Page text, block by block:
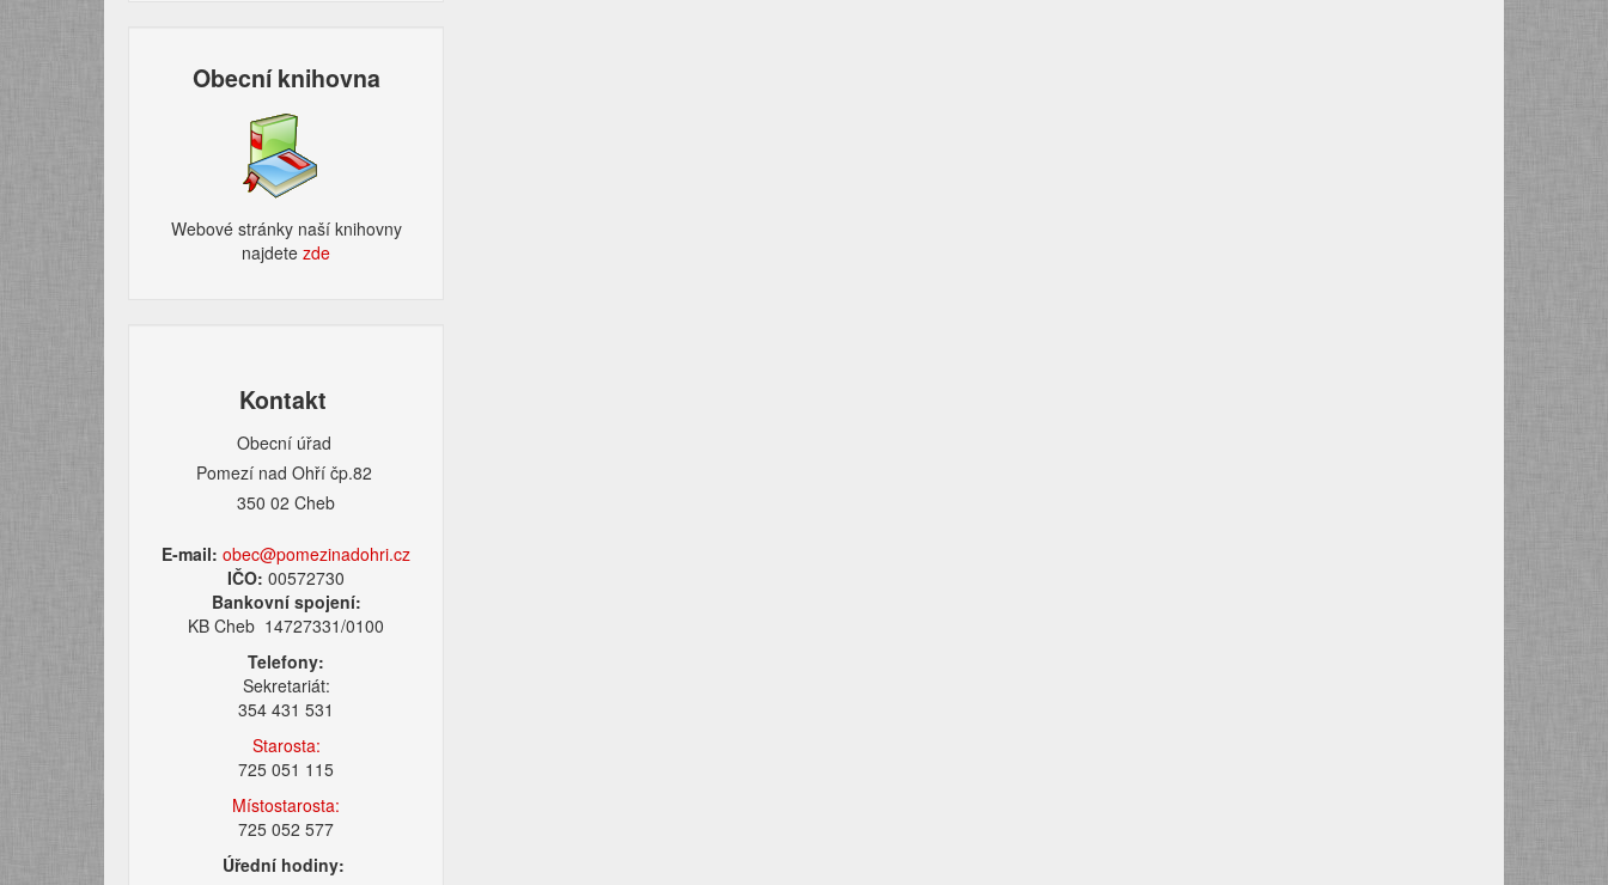
Obecní knihovna
Webové stránky naší knihovny
najdetezde​
Kontakt
Obecní úřad
Pomezí nad Ohří čp.82
350 02 Cheb
E-mail: obec@pomezinadohri.cz
IČO:00572730
Bankovní spojení:
KB Cheb 14727331/0100
Telefony:
Sekretariát:
354 431 531
Starosta:
725 051 115
Místostarosta:
725 052 577
Úřední hodiny: